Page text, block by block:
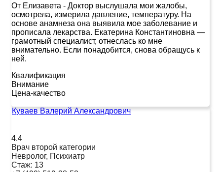
От Елизавета - Доктор выслушала мои жалобы,
осмотрела, измерила давление, температуру. На
основе анамнеза она выявила мое заболевание и
прописала лекарства. Екатерина Константиновна —
грамотный специалист, отнеслась ко мне
внимательно. Если понадобится, снова обращусь к
ней.
Квалификация
Внимание
Цена-качество
Куваев Валерий Александрович
4.4
Врач второй категории
Невролог, Психиатр
Стаж: 13